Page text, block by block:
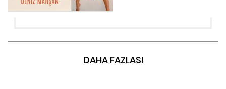
DAHA FAZLASI